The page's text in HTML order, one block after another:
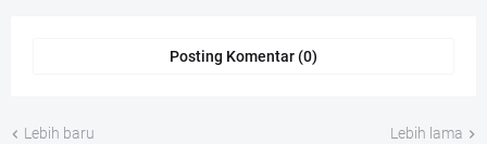
Posting Komentar (0)
Lebih baru Lebih lama